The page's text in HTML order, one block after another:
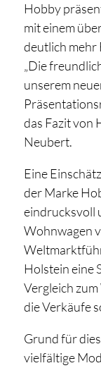
Hobby
mit einem
deutlich mehr
„Die
unserem
das Fazit von
Neubert.
Eine
der Marke
eindrucksvoll
Wohnwagen
Holstein eine
Vergleich
die Verkäufe
Grund für
vielfältige